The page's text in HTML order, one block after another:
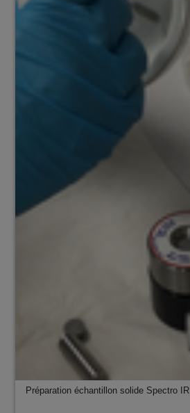
Préparation échantillon solide Spectro IR